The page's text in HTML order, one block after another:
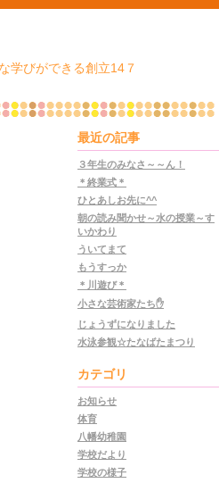
びができる創立14７
最近の記事
３年生のみなさ～～ん！
＊終業式＊
ひとあしお先に^^
朝の読み聞かせ～水の授業～す
いかわり
ういてまて
もうすっか
＊川遊び＊
小さな芸術家たち✋
じょうずになりました
水泳参観☆たなばたまつり
カテゴリ
お知らせ
体育
八幡幼稚園
学校だより
学校の様子